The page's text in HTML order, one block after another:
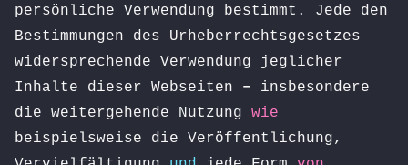
persönliche Verwendung bestimmt. Jede den
Bestimmungen des Urheberrechtsgesetzes
widersprechende Verwendung jeglicher
Inhalte dieser Webseiten – insbesondere
die weitergehende Nutzung wie
beispielsweise die Veröffentlichung,